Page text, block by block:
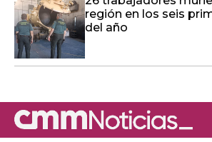
región en los seis
del año